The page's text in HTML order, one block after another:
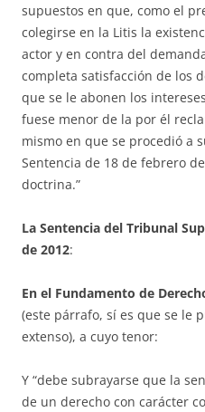
supuestos en que, como el
colegirse en la Litis la
ac­tor y en contra del
completa satisfacción de los
que se le abonen los
fuese menor de la por él
mismo en que se procedió a
Sentencia de 18 de febrero
doctrina.”
La Sentencia del Tribunal
de 2012:
En el Fundamento de
(este párra­fo, sí es que se le
extenso), a cuyo tenor:
Y “debe subrayarse que la
de un de­re­cho con carácter